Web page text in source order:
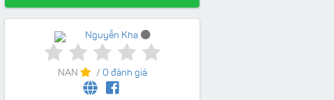
Nguyễn Kha
NAN / 0 đánh giá